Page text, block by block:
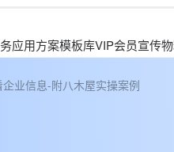
应用方案模板库VIP会员宣传
业信息-附八木屋实操案例